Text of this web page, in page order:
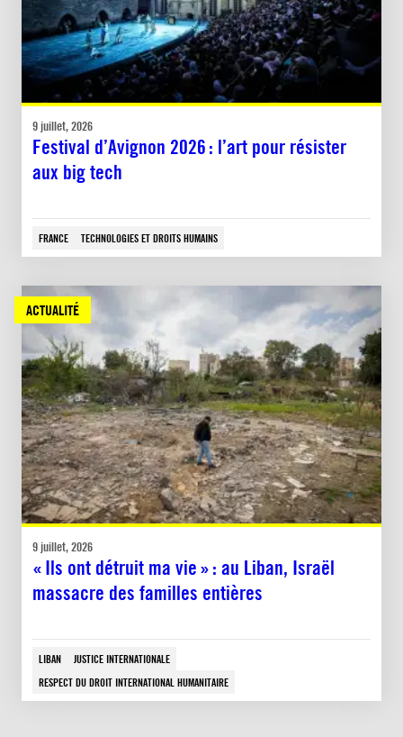
9 juillet, 2026
Festival d’Avignon 2026 : l’art pour résister
aux big tech
FRANCE TECHNOLOGIES ET DROITS HUMAINS
ACTUALITÉ
9 juillet, 2026
« Ils ont détruit ma vie » : au Liban, Israël
massacre des familles entières
LIBAN
JUSTICE INTERNATIONALE
RESPECT DU DROIT INTERNATIONAL HUMANITAIRE